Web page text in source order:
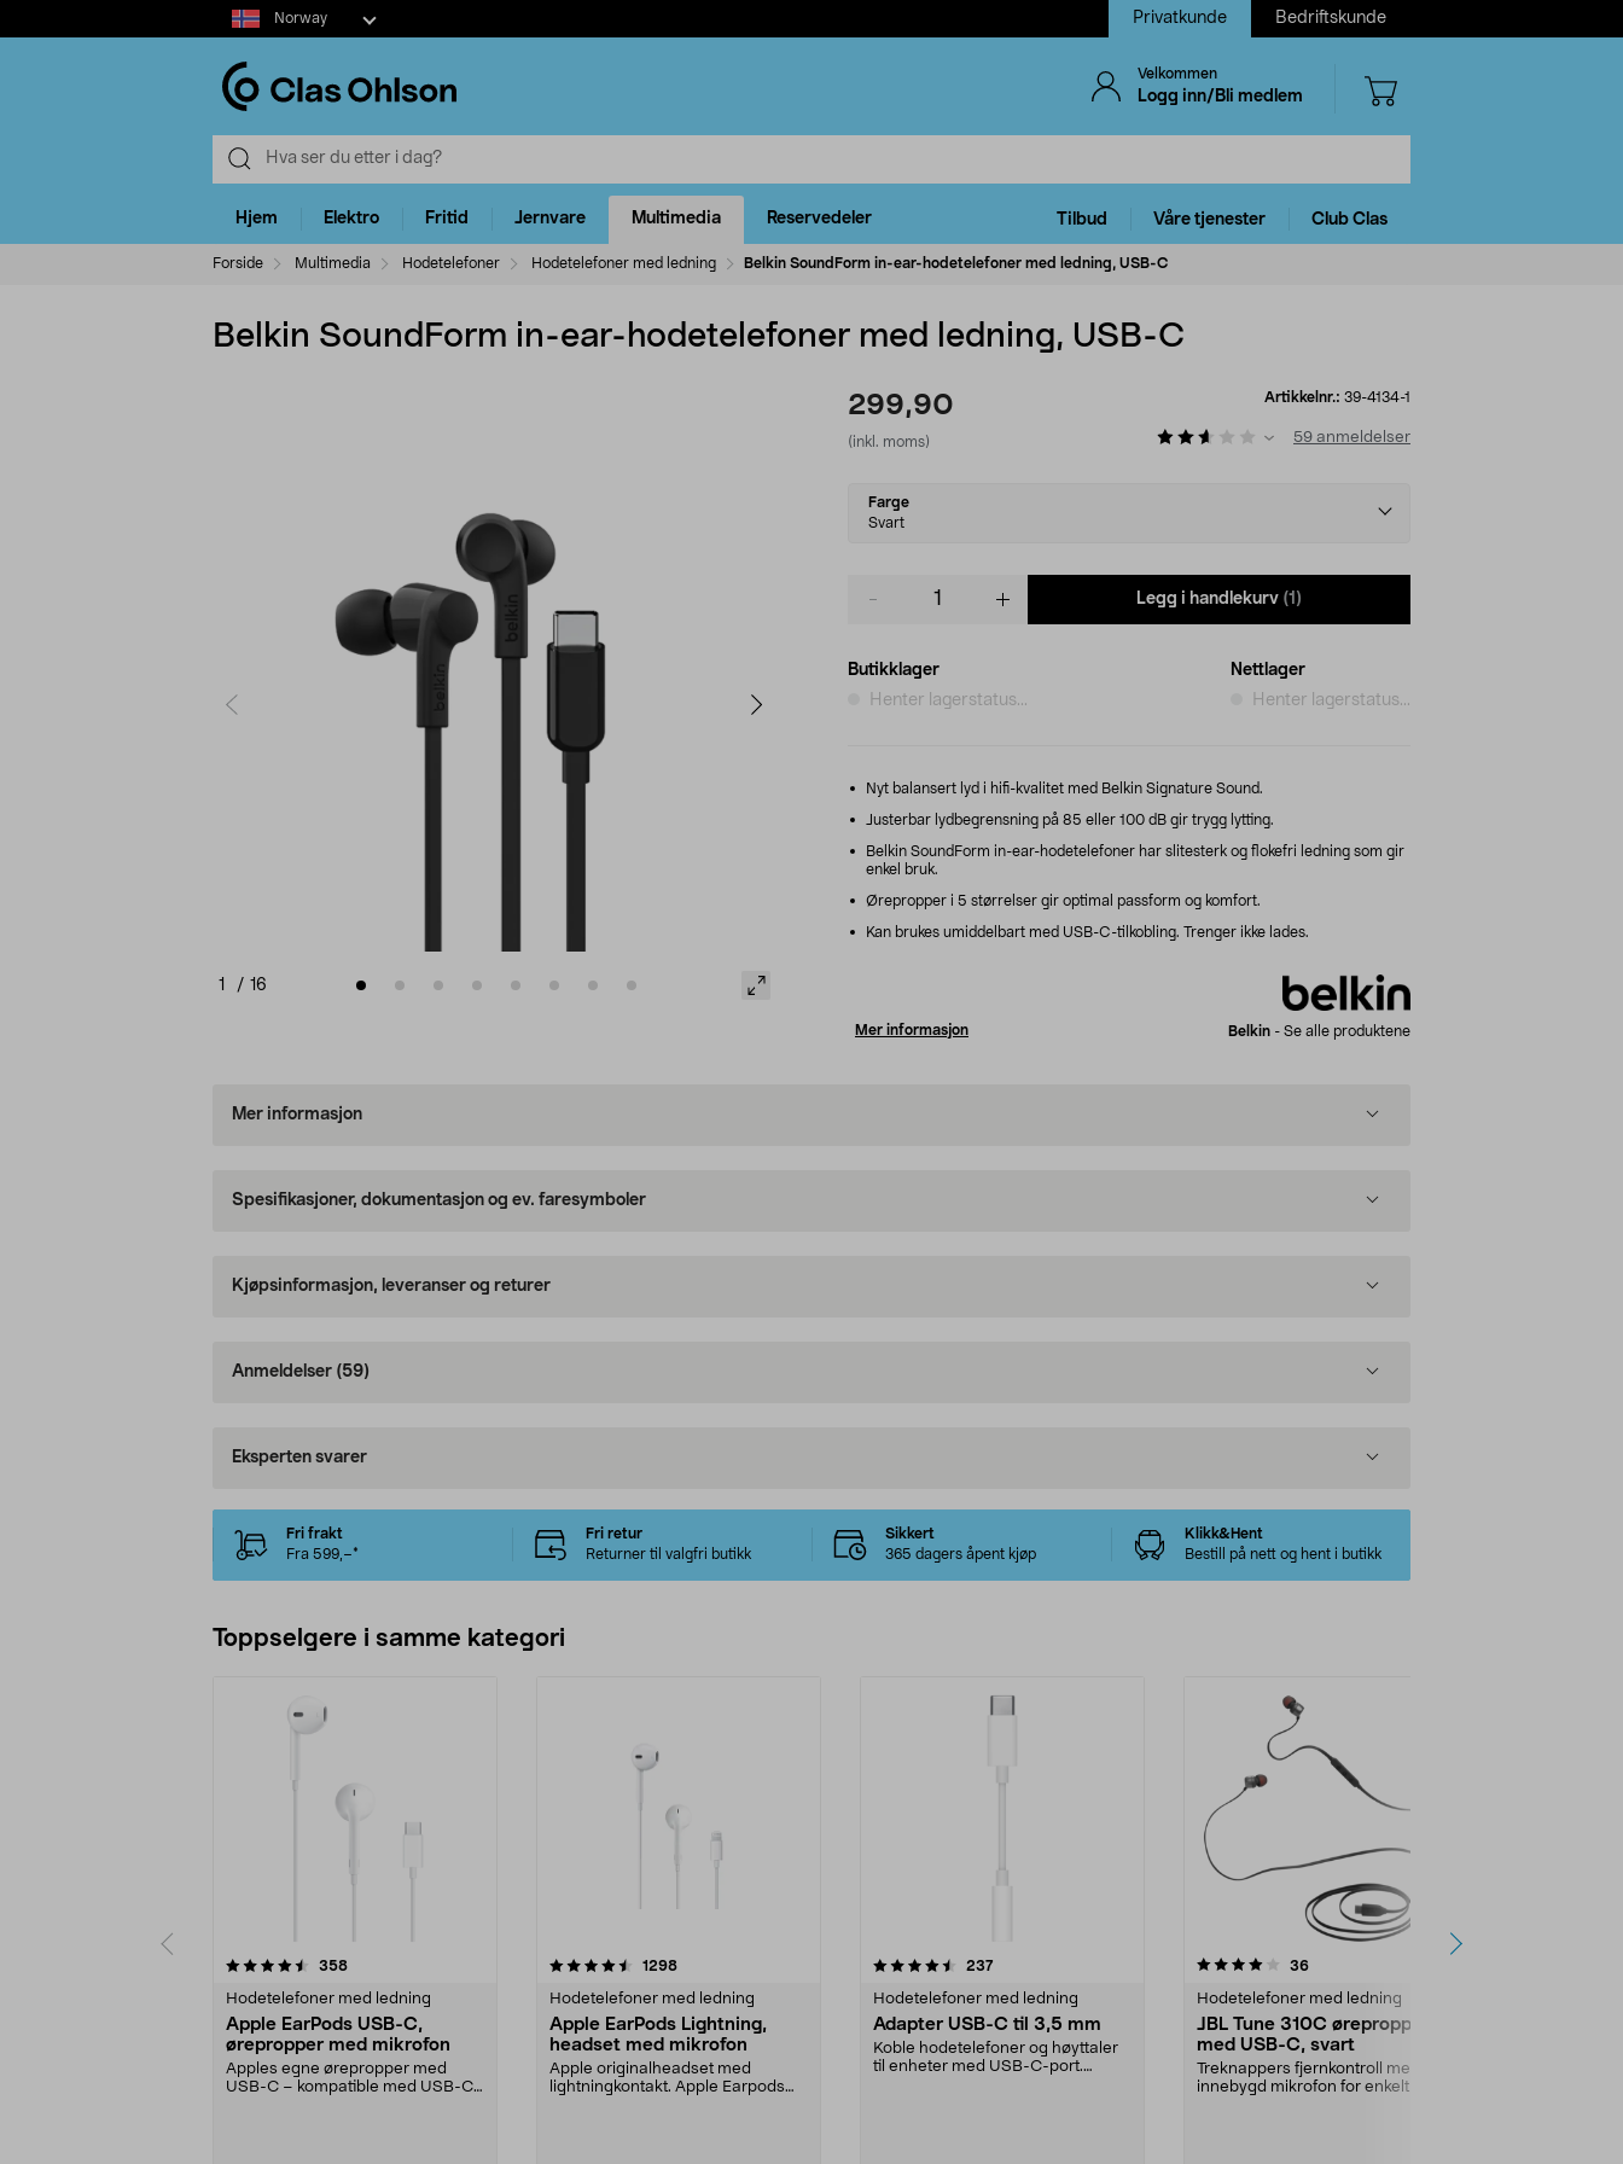
Select
market
Norway Privatkunde Bedriftskunde
Velkommen
Logg inn/Bli medlem
Hjem Elektro Fritid Jernvare Multimedia Reservedeler Tilbud Våre tjenester Club Clas
Forside Multimedia Hodetelefoner Hodetelefoner med ledning Belkin SoundForm in-ear-hodetelefoner med ledning, USB-C
Belkin SoundForm in-ear-hodetelefoner med ledning, USB-C
1 / 16
299,90
(inkl. moms)
Artikkelnr.: 39-4134-1
59 anmeldelser
Select
variant
Farge
Svart
Legg i handlekurv (1)
Butikklager
Henter lagerstatus...
Nettlager
Henter lagerstatus...
Nyt balansert lyd i hifi-kvalitet med Belkin Signature Sound.
Justerbar lydbegrensning på 85 eller 100 dB gir trygg lytting.
Belkin SoundForm in-ear-hodetelefoner har slitesterk og flokefri ledning som gir
enkel bruk.
Ørepropper i 5 størrelser gir optimal passform og komfort.
Kan brukes umiddelbart med USB-C-tilkobling. Trenger ikke lades.
Mer informasjon Belkin - Se alle produktene
Mer informasjon
Spesifikasjoner, dokumentasjon og ev. faresymboler
Kjøpsinformasjon, leveranser og returer
Anmeldelser (59)
Eksperten svarer
Fri frakt
Fra 599,–*
Fri retur
Returner til valgfri butikk
Sikkert
365 dagers åpent kjøp
Klikk&Hent
Bestill på nett og hent i butikk
Toppselgere i samme kategori
358anmeldelser
Hodetelefoner med ledning
Apple EarPods USB-C,
ørepropper med mikrofon
Apples egne ørepropper med
USB-C – kompatible med USB-C-
4.5 av 5 stjerner 1298anmeldelser
Hodetelefoner med ledning
Apple EarPods Lightning,
headset med mikrofon
Apple originalheadset med
lightningkontakt. Apple Earpods
4.5 av 5 stjerner 237anmeldelser
Hodetelefoner med ledning
Adapter USB-C til 3,5 mm
Koble hodetelefoner og høyttaler
til enheter med USB-C-port.
4.0 av 5 stjerner 36anmeldelser
Hodetelefoner med ledning
JBL Tune 310C ørepropper
med USB-C, svart
Treknappers fjernkontroll med
innebygd mikrofon for enkelt å
4.5 av 5 stjerner